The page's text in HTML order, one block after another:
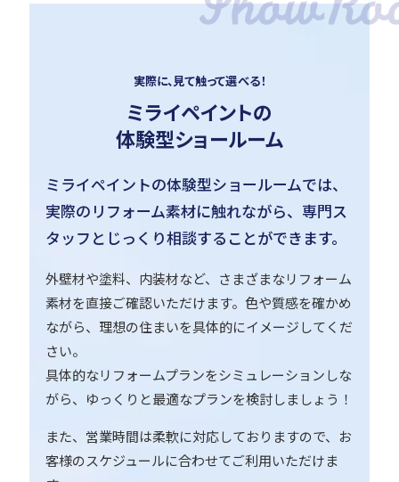
実際に、見て触って選べる！
ミライペイントの
体験型ショールーム
ミライペイントの体験型ショールームでは、
実際のリフォーム素材に触れながら、専門ス
タッフとじっくり相談することができます。
外壁材や塗料、内装材など、さまざまなリフォーム
素材を直接ご確認いただけます。色や質感を確かめ
ながら、理想の住まいを具体的にイメージしてくだ
さい。
具体的なリフォームプランをシミュレーションしな
がら、ゆっくりと最適なプランを検討しましょう！
また、営業時間は柔軟に対応しておりますので、お
客様のスケジュールに合わせてご利用いただけま